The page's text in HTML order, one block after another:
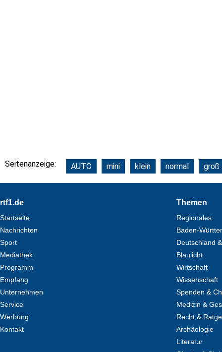
Seitenanzeige: AUTO mini klein normal groß
Footer
rtf1.de
Startseite
Nachrichten
Sport
Mediathek
Programm
Empfang
Unternehmen
Service
Werbung
Kontakt
Themen
Regionales
Baden-
Deutschland
Blaulicht
Wirtschaft
Wissenschaft
Spenden &
Medizin &
Recht &
Archäologie
Literatur